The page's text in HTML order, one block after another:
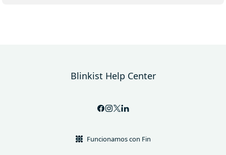
Blinkist Help Center
Funcionamos con Fin